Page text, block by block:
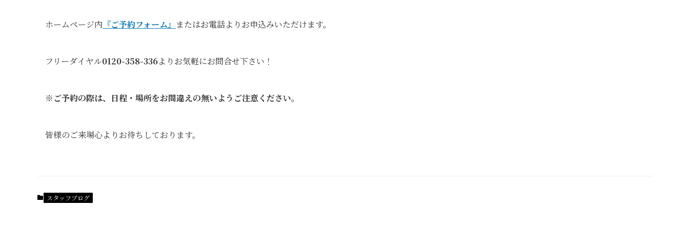
ホームページ内 『ご予約フォーム』 またはお電話よりお申込みいただけます。
フリーダイヤル0120-358-336よりお気軽にお問合せ下さい！
※ご予約の際は、日程・場所をお間違えの無いようご注意ください。
皆様のご来場心よりお待ちしております。
スタッフブログ